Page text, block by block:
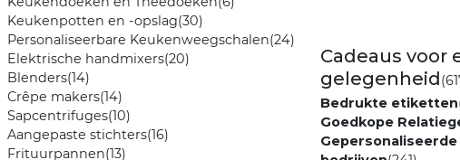
Keukenpotten en -opslag(30)
Personaliseerbare Keukenweegschalen(24)
Elektrische handmixers(20)
Blenders(14)
Crêpe makers(14)
Sapcentrifuges(10)
Aangepaste stichters(16)
Frituurpannen(13)
Cadeaus voor
gelegenheid
Bedrukte etiketten
Goedkope